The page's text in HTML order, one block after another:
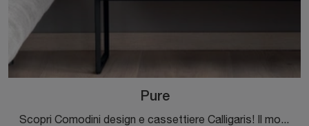
Pure
Scopri Comodini design e cassettiere Calligaris! Il modello Pure costruito in legno è l'acquisto perfetto.